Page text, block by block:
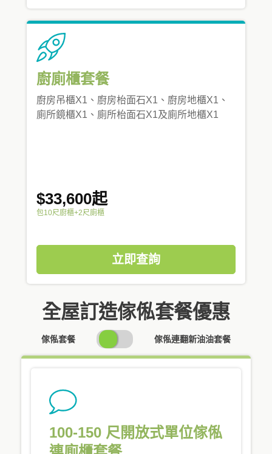
廚廁櫃套餐
廚房吊櫃X1、廚房枱面石X1、廚房地櫃X1、
廁所鏡櫃X1、廁所枱面石X1及廁所地櫃X1
$33,600起
包10尺廚櫃+2尺廁櫃
立即查詢
全屋訂造傢俬套餐優惠
傢俬套餐
SWITCH
PRICING
傢俬連翻新油油套餐
100-150 尺開放式單位傢俬